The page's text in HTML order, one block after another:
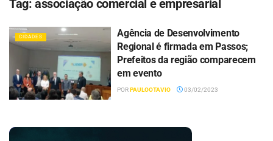
Tag: associação comercial e empresarial
CIDADES
Agência de Desenvolvimento
Regional é firmada em Passos;
Prefeitos da região comparecem
em evento
PORPAULOOTAVIO 03/02/2023